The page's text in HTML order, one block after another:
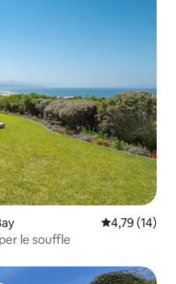
Évaluation
4,79 (14)
le souffle